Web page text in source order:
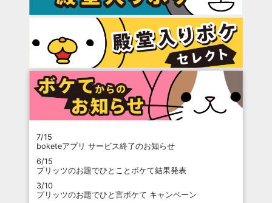
7/15
boketeアプリ サービス終了のお知らせ
6/15
プリッツのお題でひとことボケて結果発表
3/10
プリッツのお題でひと言ボケて キャンペーン